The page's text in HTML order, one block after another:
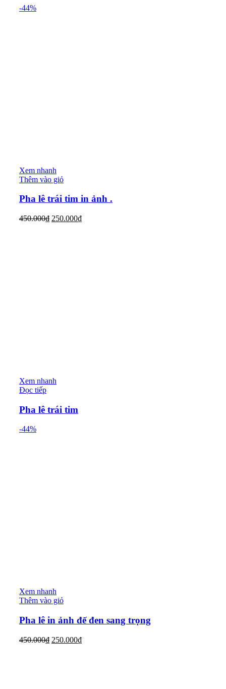
-44%
Xem nhanh
Thêm vào giỏ
Pha lê trái tim in ảnh .
450.000₫ 250.000₫
Xem nhanh
Đọc tiếp
Pha lê trái tim
-44%
Xem nhanh
Thêm vào giỏ
Pha lê in ảnh đế đen sang trọng
450.000₫ 250.000₫